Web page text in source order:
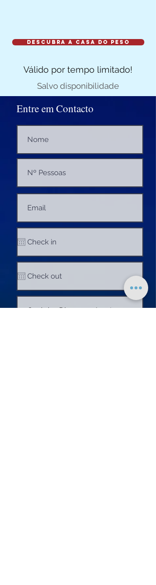
Descubra a Casa do Peso
Válido por tempo limitado!
Salvo disponibilidade
Entre em Contacto